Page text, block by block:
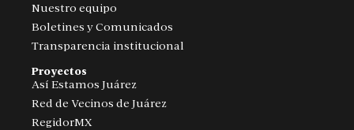
Nuestro equipo
Boletines y Comunicados
Transparencia institucional
Proyectos
Así Estamos Juárez
Red de Vecinos de Juárez
RegidorMX